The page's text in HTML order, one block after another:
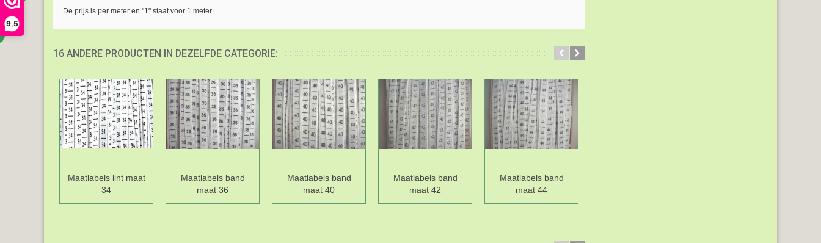
9,5
De prijs is per meter en "1" staat voor 1 meter
16 ANDERE PRODUCTEN IN DEZELFDE CATEGORIE:
Maatlabels lint maat
34
Maatlabels band
maat 36
Maatlabels band
maat 40
Maatlabels band
maat 42
Maatlabels band
maat 44